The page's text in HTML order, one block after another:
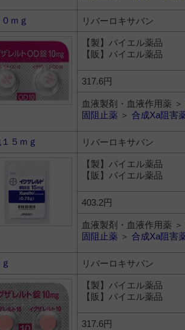
ｍｇ リバーロキサバン
【製】バイエル薬品
【販】バイエル薬品
317.6円
血液製剤・血液作用薬 ＞
固阻止薬 ＞ 合成Xa阻害
５ｍｇ リバーロキサバン
【製】バイエル薬品
【販】バイエル薬品
403.2円
血液製剤・血液作用薬 ＞
固阻止薬 ＞ 合成Xa阻害
リバーロキサバン
【製】バイエル薬品
【販】バイエル薬品
317.6円